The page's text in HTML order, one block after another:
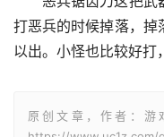
打恶兵的时候掉落，掉
以出。小怪也比较好打
原创文章，作者：游